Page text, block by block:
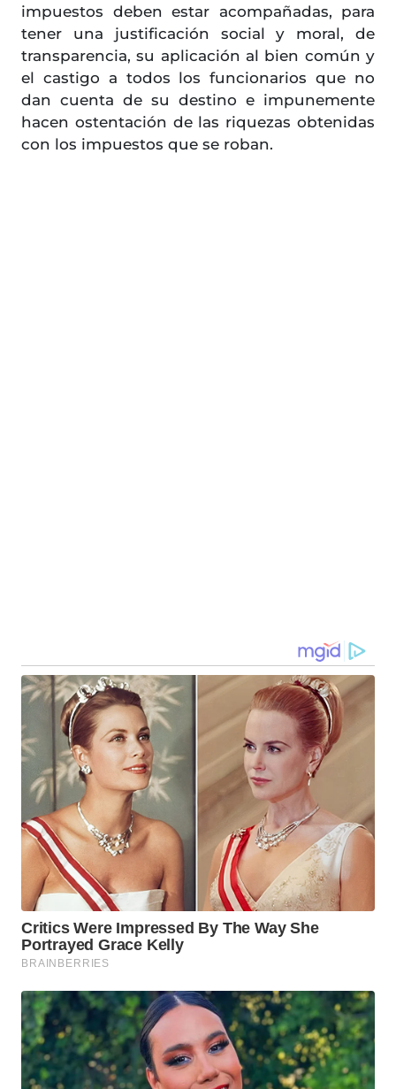
impuestos deben estar acompañadas, para
tener una justificación social y moral, de
transparencia, su aplicación al bien común y
el castigo a todos los funcionarios que no
dan cuenta de su destino e impunemente
hacen ostentación de las riquezas obtenidas
con los impuestos que se roban.